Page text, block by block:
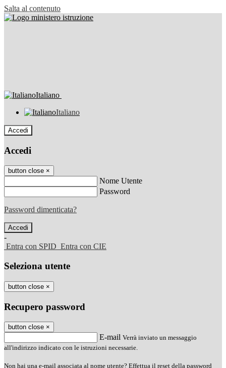
Salta al contenuto
Italiano
Italiano
Accedi
Accedi
button close ×
Nome Utente
Password
Password dimenticata?
-
Entra con SPID Entra con CIE
Seleziona utente
button close ×
Recupero password
button close ×
E-mail Verrà inviato un messaggio
all'indirizzo indicato con le istruzioni necessarie.
Non hai una e-mail associata al nome utente? Effettua il reset della password